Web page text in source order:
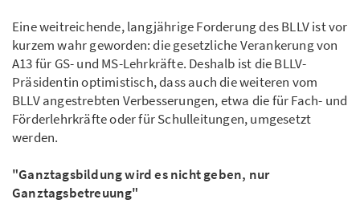
Eine weitreichende, langjährige Forderung des BLLV ist vor
kurzem wahr geworden: die gesetzliche Verankerung von
A13 für GS- und MS-Lehrkräfte. Deshalb ist die BLLV-
Präsidentin optimistisch, dass auch die weiteren vom
BLLV angestrebten Verbesserungen, etwa die für Fach- und
Förderlehrkräfte oder für Schulleitungen, umgesetzt
werden.
"Ganztagsbildung wird es nicht geben, nur
Ganztagsbetreuung"